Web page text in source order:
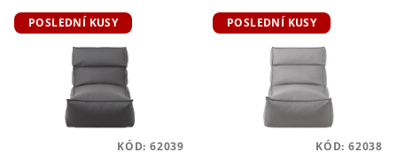
POSLEDNÍ KUSY
KÓD: 62039
POSLEDNÍ KUSY
KÓD: 62038